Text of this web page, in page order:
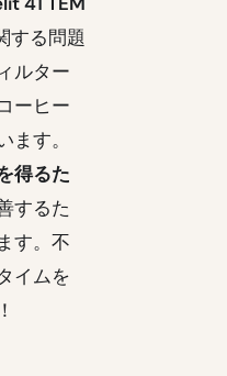
する問題
ルター
ーヒー
す。
得るた
するた
す。不
イムを